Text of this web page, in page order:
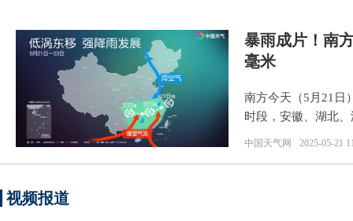
暴雨成片！南
毫米
南方今天（5月21日
时段，安徽、湖北
中国天气网 2025-05-21
视频报道